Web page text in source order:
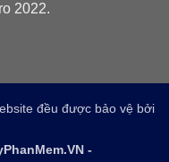
2022.
đều được bảo vệ bởi
-